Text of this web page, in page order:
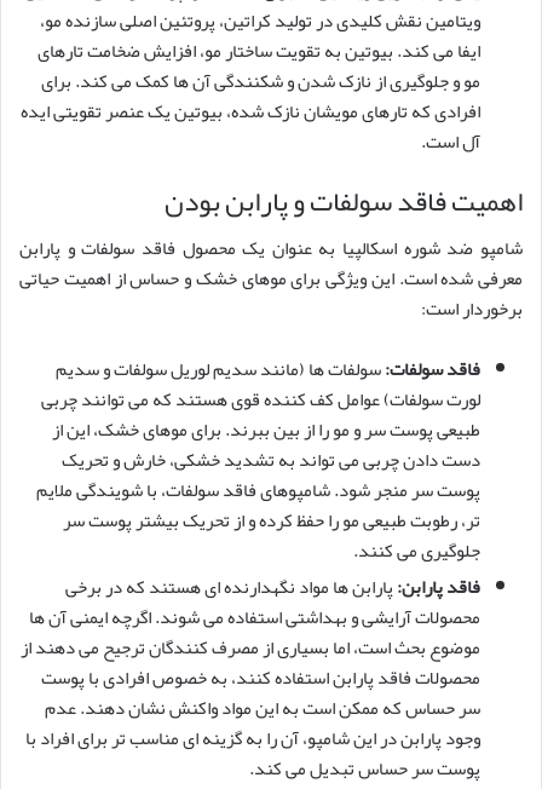
ویتامین نقش کلیدی در تولید کراتین، پروتئین اصلی سازنده مو،
ایفا می کند. بیوتین به تقویت ساختار مو، افزایش ضخامت تارهای
مو و جلوگیری از نازک شدن و شکنندگی آن ها کمک می کند. برای
افرادی که تارهای مویشان نازک شده، بیوتین یک عنصر تقویتی ایده
آل است.
اهمیت فاقد سولفات و پارابن بودن
شامپو ضد شوره اسکالپیا به عنوان یک محصول فاقد سولفات و پارابن
معرفی شده است. این ویژگی برای موهای خشک و حساس از اهمیت حیاتی
برخوردار است:
فاقد سولفات:سولفات ها (مانند سدیم لوریل سولفات و سدیم
لورت سولفات) عوامل کف کننده قوی هستند که می توانند چربی
طبیعی پوست سر و مو را از بین ببرند. برای موهای خشک، این از
دست دادن چربی می تواند به تشدید خشکی، خارش و تحریک
پوست سر منجر شود. شامپوهای فاقد سولفات، با شویندگی ملایم
تر، رطوبت طبیعی مو را حفظ کرده و از تحریک بیشتر پوست سر
جلوگیری می کنند.
فاقد پارابن:پارابن ها مواد نگهدارنده ای هستند که در برخی
محصولات آرایشی و بهداشتی استفاده می شوند. اگرچه ایمنی آن ها
موضوع بحث است، اما بسیاری از مصرف کنندگان ترجیح می دهند از
محصولات فاقد پارابن استفاده کنند، به خصوص افرادی با پوست
سر حساس که ممکن است به این مواد واکنش نشان دهند. عدم
وجود پارابن در این شامپو، آن را به گزینه ای مناسب تر برای افراد با
پوست سر حساس تبدیل می کند.